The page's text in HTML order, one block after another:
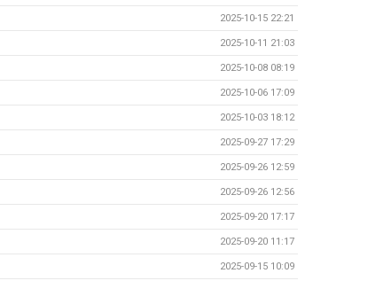
2025-10-15 22:21
2025-10-11 21:03
2025-10-08 08:19
2025-10-06 17:09
2025-10-03 18:12
2025-09-27 17:29
2025-09-26 12:59
2025-09-26 12:56
2025-09-20 17:17
2025-09-20 11:17
2025-09-15 10:09